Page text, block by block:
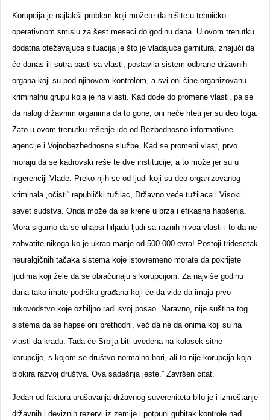
Korupcija je najlakši problem koji možete da rešite u tehničko-
operativnom smislu za šest meseci do godinu dana. U ovom trenutku
dodatna otežavajuća situacija je što je vladajuća garnitura, znajući da
će danas ili sutra pasti sa vlasti, postavila sistem odbrane državnih
organa koji su pod njihovom kontrolom, a svi oni čine organizovanu
kriminalnu grupu koja je na vlasti. Kad dođe do promene vlasti, pa se
da nalog državnim organima da to gone, oni neće hteti jer su deo toga.
Zato u ovom trenutku rešenje ide od Bezbednosno-informativne
agencije i Vojnobezbednosne službe. Kad se promeni vlast, prvo
moraju da se kadrovski reše te dve institucije, a to može jer su u
ingerenciji Vlade. Preko njih se od ljudi koji su deo organizovanog
kriminala „očisti“ republički tužilac, Državno veće tužilaca i Visoki
savet sudstva. Onda može da se krene u brza i efikasna hapšenja.
Mora sigurno da se uhapsi hiljadu ljudi sa raznih nivoa vlasti i to da ne
zahvatite nikoga ko je ukrao manje od 500.000 evra! Postoji tridesetak
neuralgičnih tačaka sistema koje istovremeno morate da pokrijete
ljudima koji žele da se obračunaju s korupcijom. Za najviše godinu
dana tako imate podršku građana koji će da vide da imaju prvo
rukovodstvo koje ozbiljno radi svoj posao. Naravno, nije suština tog
sistema da se hapse oni prethodni, već da ne da onima koji su na
vlasti da kradu. Tada će Srbija biti uvedena na kolosek sitne
korupcije, s kojom se društvo normalno bori, ali to nije korupcija koja
blokira razvoj društva. Ova sadašnja jeste.” Završen citat.
Jedan od faktora urušavanja državnog suvereniteta bilo je i izmeštanje
državnih i deviznih rezervi iz zemlje i potpuni gubitak kontrole nad